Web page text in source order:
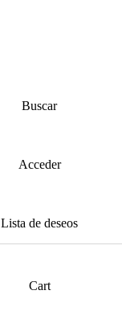
Buscar
Acceder
Lista de deseos
Cart